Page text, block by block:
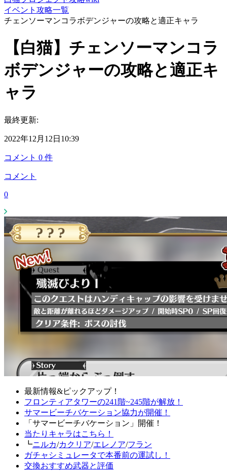
イベント攻略一覧
チェンソーマンコラボデンジャーの攻略と適正キャラ
【白猫】チェンソーマンコラ
ボデンジャーの攻略と適正キ
ャラ
最終更新:
2022年12月12日10:39
コメント 0 件
コメント
0
最新情報&ピックアップ！
フロンティアタワーの241階~245階が解放！
サマービーチバケーション協力が開催！
「サマービーチバケーション」開催！
当たりキャラはこちら！
┗ニルカ/カクリア/エレノア/フラン
ガチャシミュレータで本番前の運試し！
交換おすすめ武器と評価